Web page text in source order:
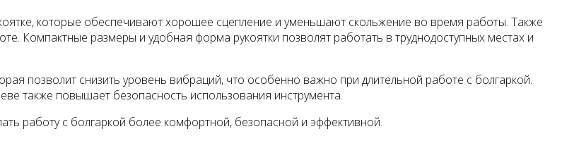
которые обеспечивают хорошее сцепление и уменьшают скольжение во время работы. Также
Компактные размеры и удобная форма рукоятки позволят работать в труднодоступных местах и
позволит снизить уровень вибраций, что особенно важно при длительной работе с болгаркой.
также повышает безопасность использования инструмента.
работу с болгаркой более комфортной, безопасной и эффективной.